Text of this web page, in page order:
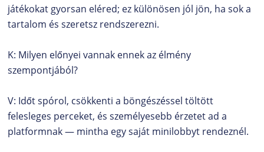
játékokat gyorsan eléred; ez különösen jól jön, ha sok a
tartalom és szeretsz rendszerezni.
K: Milyen előnyei vannak ennek az élmény
szempontjából?
V: Időt spórol, csökkenti a böngészéssel töltött
felesleges perceket, és személyesebb érzetet ad a
platformnak — mintha egy saját minilobbyt rendeznél.